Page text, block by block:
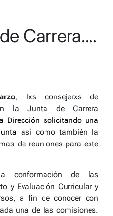
Carrera….
, lxs consejerxs de
la Junta de Carrera
Dirección solicitando una
así como también la
de reuniones para este
conformación de las
y Evaluación Curricular y
a fin de conocer con
una de las comisiones.